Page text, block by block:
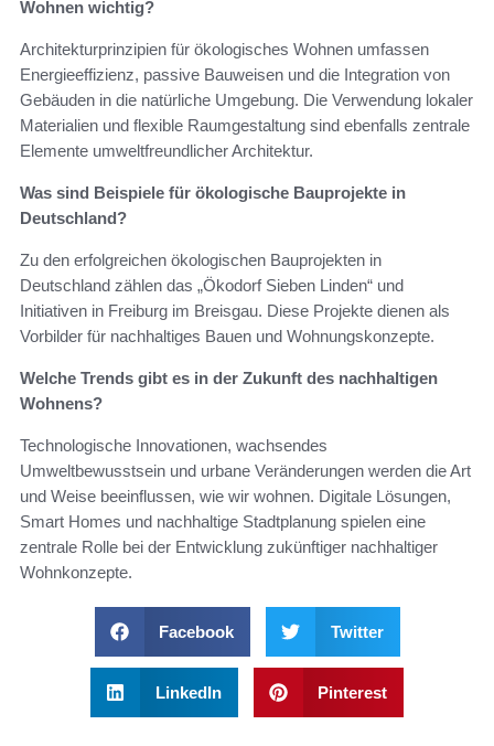
Wohnen wichtig?
Architekturprinzipien für ökologisches Wohnen umfassen
Energieeffizienz, passive Bauweisen und die Integration von
Gebäuden in die natürliche Umgebung. Die Verwendung lokaler
Materialien und flexible Raumgestaltung sind ebenfalls zentrale
Elemente umweltfreundlicher Architektur.
Was sind Beispiele für ökologische Bauprojekte in
Deutschland?
Zu den erfolgreichen ökologischen Bauprojekten in
Deutschland zählen das „Ökodorf Sieben Linden“ und
Initiativen in Freiburg im Breisgau. Diese Projekte dienen als
Vorbilder für nachhaltiges Bauen und Wohnungskonzepte.
Welche Trends gibt es in der Zukunft des nachhaltigen
Wohnens?
Technologische Innovationen, wachsendes
Umweltbewusstsein und urbane Veränderungen werden die Art
und Weise beeinflussen, wie wir wohnen. Digitale Lösungen,
Smart Homes und nachhaltige Stadtplanung spielen eine
zentrale Rolle bei der Entwicklung zukünftiger nachhaltiger
Wohnkonzepte.
Facebook Twitter
LinkedIn Pinterest